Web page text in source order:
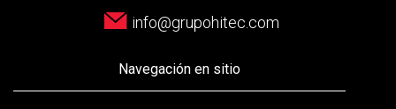
info@grupohitec.com
Navegación en sitio